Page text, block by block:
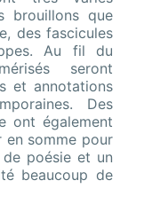
brouillons que
des fascicules
Au fil du
seront
et annotations
Des
ont également
en somme pour
poésie et un
beaucoup de